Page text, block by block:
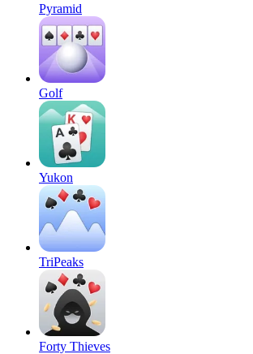
Pyramid
Golf
Yukon
TriPeaks
Forty Thieves